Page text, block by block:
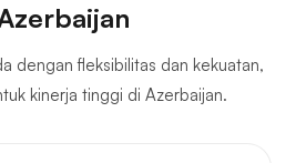
dengan fleksibilitas dan kekuatan,
kinerja tinggi di Azerbaijan.